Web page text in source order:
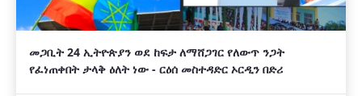
መጋቢት 24 ኢትዮጵያን ወደ ከፍታ ለማሸጋገር የለውጥ ንጋት
የፈነጠቀበት ታላቅ ዕለት ነው - ርዕሰ መስተዳድር ኦርዲን በድሪ